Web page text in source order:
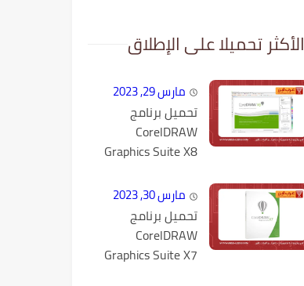
الأكثر تحميلا على الإطلاق
مارس 29, 2023
تحميل برنامج
CorelDRAW
Graphics Suite X8
مارس 30, 2023
تحميل برنامج
CorelDRAW
Graphics Suite X7